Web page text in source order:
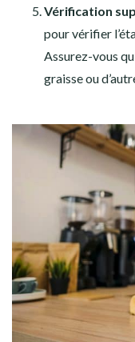
Vérification
pour vérifier
Assurez-vous
graisse ou